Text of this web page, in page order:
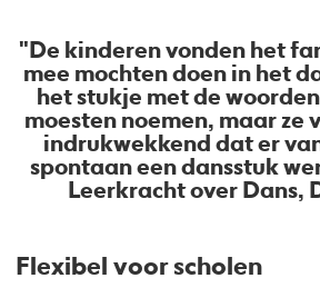
"De kinderen vonden het
mee mochten doen in het
het stukje met de
moesten noemen, maar ze
indrukwekkend dat er
spontaan een dansstuk
Leerkracht over Dans,
Flexibel voor scholen